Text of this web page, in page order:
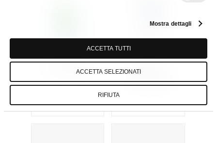
Mostra dettagli
ACCETTA TUTTI
ACCETTA SELEZIONATI
RIFIUTA
Eco Rinse
Forni
Autopulenti